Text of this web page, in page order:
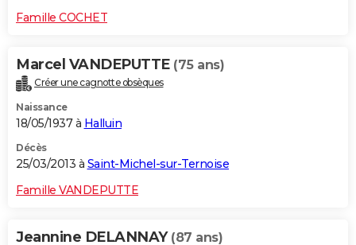
Famille COCHET
Marcel VANDEPUTTE (75 ans)
Créer une cagnotte obsèques
Naissance
18/05/1937 à Halluin
Décès
25/03/2013 à Saint-Michel-sur-Ternoise
Famille VANDEPUTTE
Jeannine DELANNAY (87 ans)